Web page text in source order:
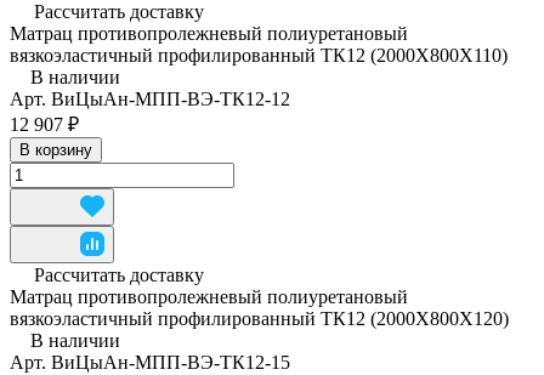
Рассчитать доставку
Матрац противопролежневый полиуретановый
вязкоэластичный профилированный ТК12 (2000Х800Х110)
В наличии
Арт. ВиЦыАн-МПП-ВЭ-ТК12-12
12 907 ₽
В корзину
Рассчитать доставку
Матрац противопролежневый полиуретановый
вязкоэластичный профилированный ТК12 (2000Х800Х120)
В наличии
Арт. ВиЦыАн-МПП-ВЭ-ТК12-15